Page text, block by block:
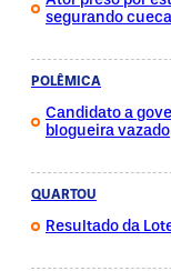
segurando
POLÊMICA
Candidato a
blogueira vazado
QUARTOU
Resultado da